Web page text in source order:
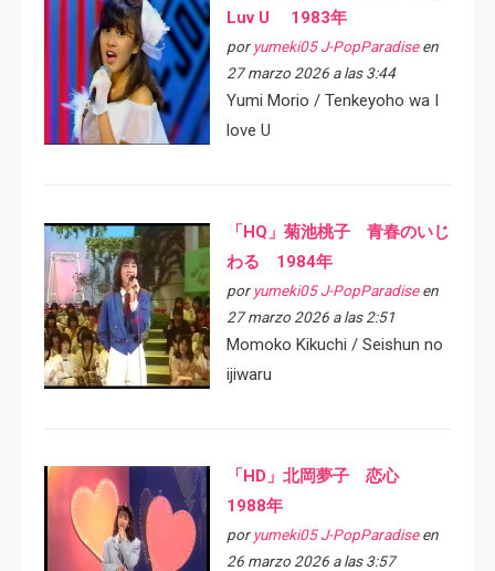
Luv U 1983年
por yumeki05 J-PopParadiseen
27 marzo 2026 a las 3:44
Yumi Morio / Tenkeyoho wa I
love U
「HQ」菊池桃子 青春のいじ
わる 1984年
por yumeki05 J-PopParadiseen
27 marzo 2026 a las 2:51
Momoko Kikuchi / Seishun no
ijiwaru
「HD」北岡夢子 恋心
1988年
por yumeki05 J-PopParadiseen
26 marzo 2026 a las 3:57